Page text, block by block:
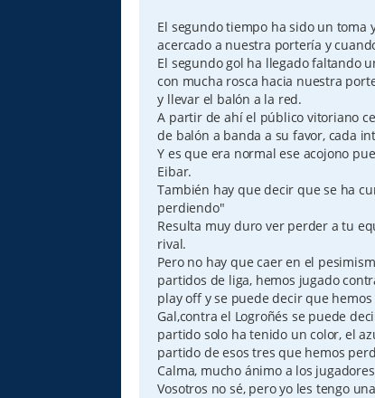
El segundo tiempo ha sido un toma
acercado a nuestra portería y
El segundo gol ha llegado faltando
con mucha rosca hacia nuestra
y llevar el balón a la red.
A partir de ahí el público vitoriano
de balón a banda a su favor, cada
Y es que era normal ese acojono
Eibar.
También hay que decir que se ha
perdiendo"
Resulta muy duro ver perder a tu
rival.
Pero no hay que caer en el
partidos de liga, hemos jugado
play off y se puede decir que
Gal,contra el Logroñés se puede
partido solo ha tenido un color, el
partido de esos tres que hemos
Calma, mucho ánimo a los
Vosotros no sé, pero yo les tengo